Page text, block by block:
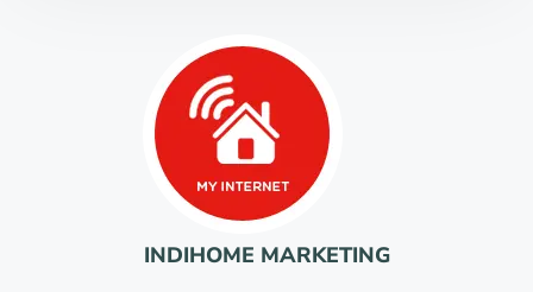
INDIHOME MARKETING